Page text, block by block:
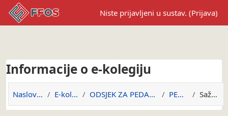
Preskoči na sadržaj
Niste prijavljeni u sustav. (Prijava)
Informacije o e-kolegiju
Naslovnica E-kolegiji ODSJEK ZA PEDAGOGIJU PED-PA Sažetak